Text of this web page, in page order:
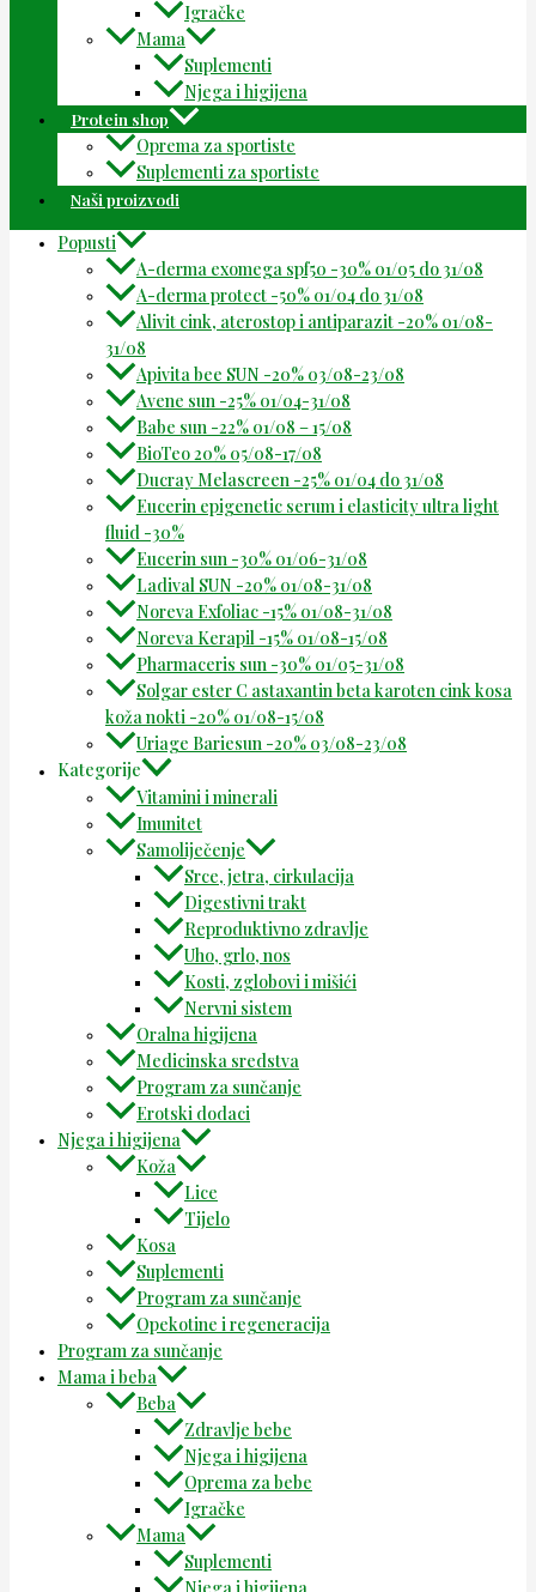
Igračke
Mama
Suplementi
Njega i higijena
Protein shop
Oprema za sportiste
Suplementi za sportiste
Naši proizvodi
Popusti
A-derma exomega spf50 -30% 01/05 do 31/08
A-derma protect -50% 01/04 do 31/08
Alivit cink, aterostop i antiparazit -20% 01/08-
31/08
Apivita bee SUN -20% 03/08-23/08
Avene sun -25% 01/04-31/08
Babe sun -22% 01/08 – 15/08
BioTeo 20% 05/08-17/08
Ducray Melascreen -25% 01/04 do 31/08
Eucerin epigenetic serum i elasticity ultra light
fluid -30%
Eucerin sun -30% 01/06-31/08
Ladival SUN -20% 01/08-31/08
Noreva Exfoliac -15% 01/08-31/08
Noreva Kerapil -15% 01/08-15/08
Pharmaceris sun -30% 01/05-31/08
Solgar ester C astaxantin beta karoten cink kosa
koža nokti -20% 01/08-15/08
Uriage Bariesun -20% 03/08-23/08
Kategorije
Vitamini i minerali
Imunitet
Samoliječenje
Srce, jetra, cirkulacija
Digestivni trakt
Reproduktivno zdravlje
Uho, grlo, nos
Kosti, zglobovi i mišići
Nervni sistem
Oralna higijena
Medicinska sredstva
Program za sunčanje
Erotski dodaci
Njega i higijena
Koža
Lice
Tijelo
Kosa
Suplementi
Program za sunčanje
Opekotine i regeneracija
Program za sunčanje
Mama i beba
Beba
Zdravlje bebe
Njega i higijena
Oprema za bebe
Igračke
Mama
Suplementi